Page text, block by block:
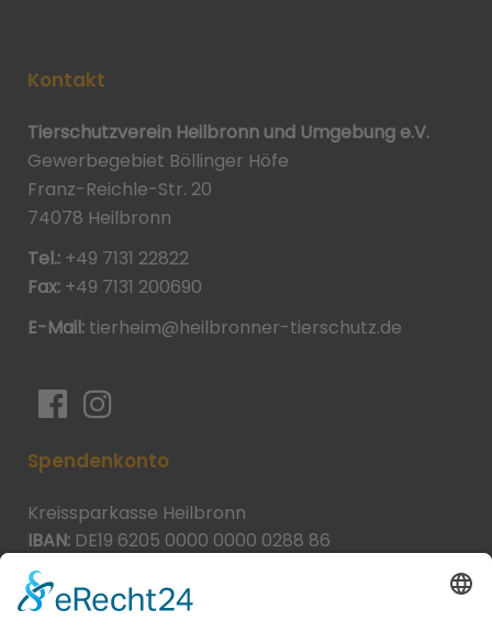
Kontakt
Tierschutzverein Heilbronn und Umgebung e.V.
Gewerbegebiet Böllinger Höfe
Franz-Reichle-Str. 20
74078 Heilbronn
Tel.: +49 7131 22822
Fax: +49 7131 200690
E-Mail: tierheim@heilbronner-tierschutz.de
Spendenkonto
Kreissparkasse Heilbronn
IBAN: DE19 6205 0000 0000 0288 86
BIC: